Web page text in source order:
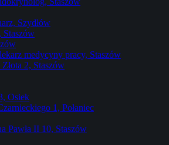
Szydłów
Staszów
medycyny pracy, Staszów
2, Staszów
Osiek
1, Połaniec
Pawła II 10, Staszów